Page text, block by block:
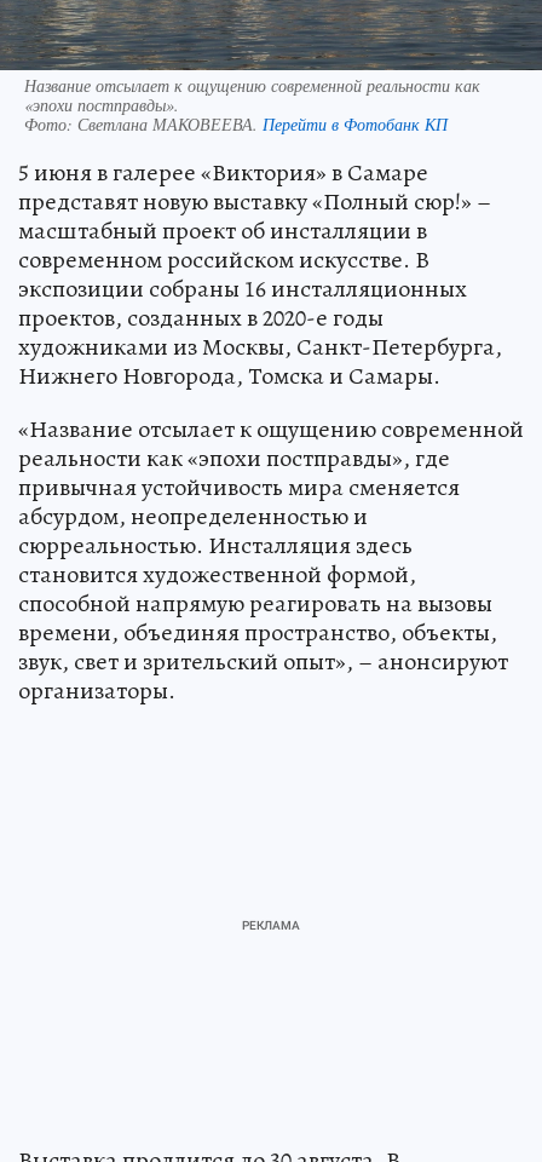
Название отсылает к ощущению современной реальности как
«эпохи постправды».
Фото: Светлана МАКОВЕЕВА. Перейти в Фотобанк КП
5 июня в галерее «Виктория» в Самаре
представят новую выставку «Полный сюр!» –
масштабный проект об инсталляции в
современном российском искусстве. В
экспозиции собраны 16 инсталляционных
проектов, созданных в 2020-е годы
художниками из Москвы, Санкт-Петербурга,
Нижнего Новгорода, Томска и Самары.
«Название отсылает к ощущению современной
реальности как «эпохи постправды», где
привычная устойчивость мира сменяется
абсурдом, неопределенностью и
сюрреальностью. Инсталляция здесь
становится художественной формой,
способной напрямую реагировать на вызовы
времени, объединяя пространство, объекты,
звук, свет и зрительский опыт», – анонсируют
организаторы.